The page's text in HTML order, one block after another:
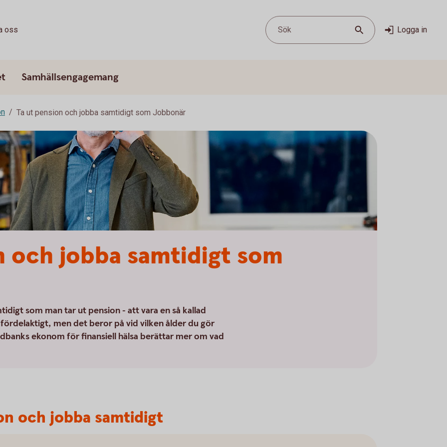
oss Sök Logga in
Samhällsengagemang
Ta ut pension och jobba samtidigt som Jobbonär
och jobba samtidigt som
som man tar ut pension - att vara en så kallad
men det beror på vid vilken ålder du gör
ekonom för finansiell hälsa berättar mer om vad
och jobba samtidigt